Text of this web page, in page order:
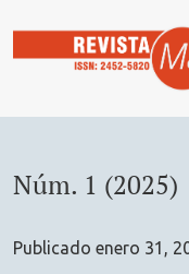
Núm. 1 (2025)
Publicado enero 31,